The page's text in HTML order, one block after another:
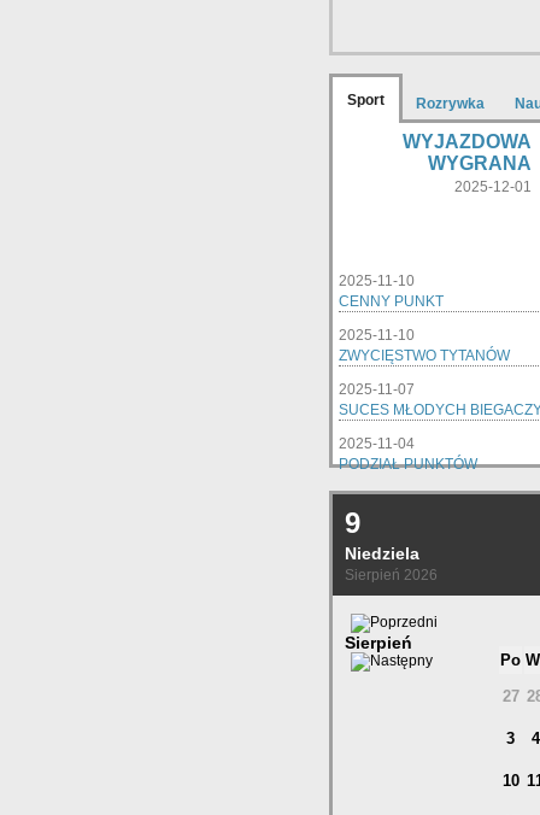
Sport Rozrywka
WYJAZDOWA
WYGRANA
2025-12-01
2025-11-10
CENNY PUNKT
2025-11-10
ZWYCIĘSTWO TYTANÓW
2025-11-07
SUCES MŁODYCH
2025-11-04
PODZIAŁ PUNKTÓW
9
Niedziela
Sierpień 2026
Sierpień
Po
27
3 4
10